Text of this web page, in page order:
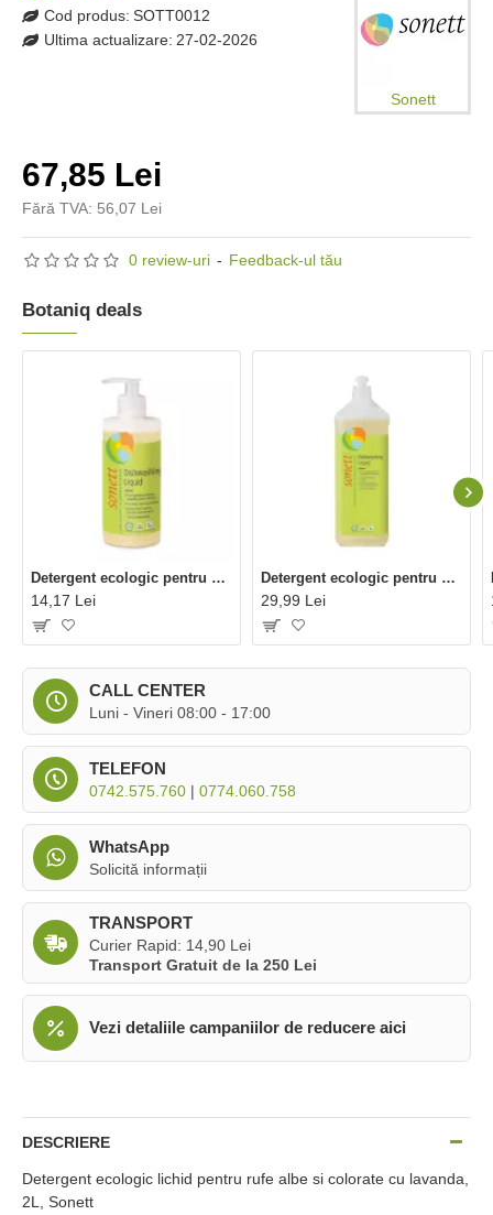
0 review-uri - Feedback-ul tău
67,85 Lei
Fără TVA: 56,07 Lei
Cod produs: SOTT0012
Ultima actualizare: 27-02-2026
Sonett
CALL CENTER
Luni - Vineri 08:00 - 17:00
TELEFON
0742.575.760 | 0774.060.758
WhatsApp
Solicită informații
TRANSPORT
Curier Rapid: 14,90 Lei
Transport Gratuit de la 250 Lei
Vezi detaliile campaniilor de reducere aici
Botaniq deals
Detergent ecologic pentru spalat vase lamaie (300 ml), Sonett
14,17 Lei
Detergent ecologic pentru spalat vase lamaie (1 litru), Sonett
29,99 Lei
DESCRIERE
Detergent ecologic lichid pentru rufe albe si colorate cu lavanda,
2L, Sonett